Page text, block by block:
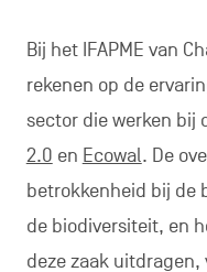
Bij het IFAPME van
rekenen op de
sector die werken bij
2.0 en Ecowal. De
betrokkenheid bij de
de biodiversiteit, en
deze zaak